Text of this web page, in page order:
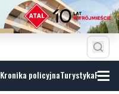
Kronika policyjnaTurystyka